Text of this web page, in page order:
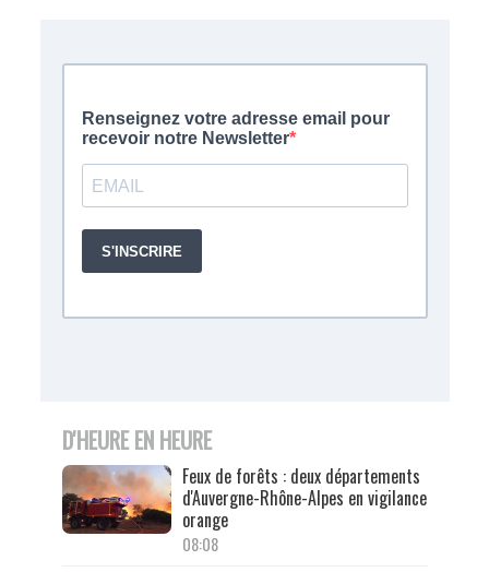
D'HEURE EN HEURE
Feux de forêts : deux départements
d'Auvergne-Rhône-Alpes en vigilance
orange
08:08